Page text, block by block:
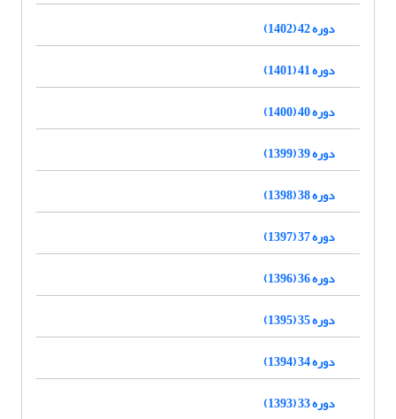
دوره 42 (1402)
دوره 41 (1401)
دوره 40 (1400)
دوره 39 (1399)
دوره 38 (1398)
دوره 37 (1397)
دوره 36 (1396)
دوره 35 (1395)
دوره 34 (1394)
دوره 33 (1393)